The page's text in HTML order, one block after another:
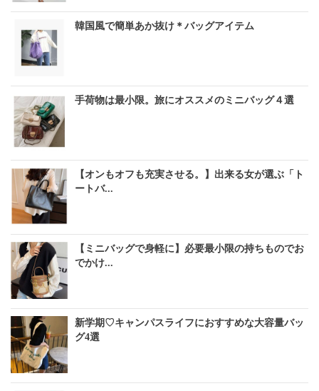
韓国風で簡単あか抜け＊バッグアイテム
手荷物は最小限。旅にオススメのミニバッグ４選
【オンもオフも充実させる。】出来る女が選ぶ「ト
ートバ...
【ミニバッグで身軽に】必要最小限の持ちものでお
でかけ...
新学期♡キャンパスライフにおすすめな大容量バッ
グ4選